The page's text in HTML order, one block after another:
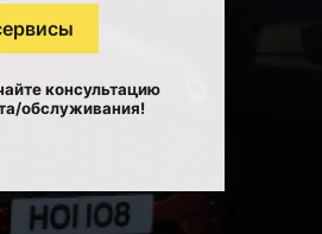
консультацию
обслуживания!